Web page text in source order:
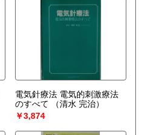
電気針療法 電気的刺激療法
のすべて
（清水 完治）
￥3,874